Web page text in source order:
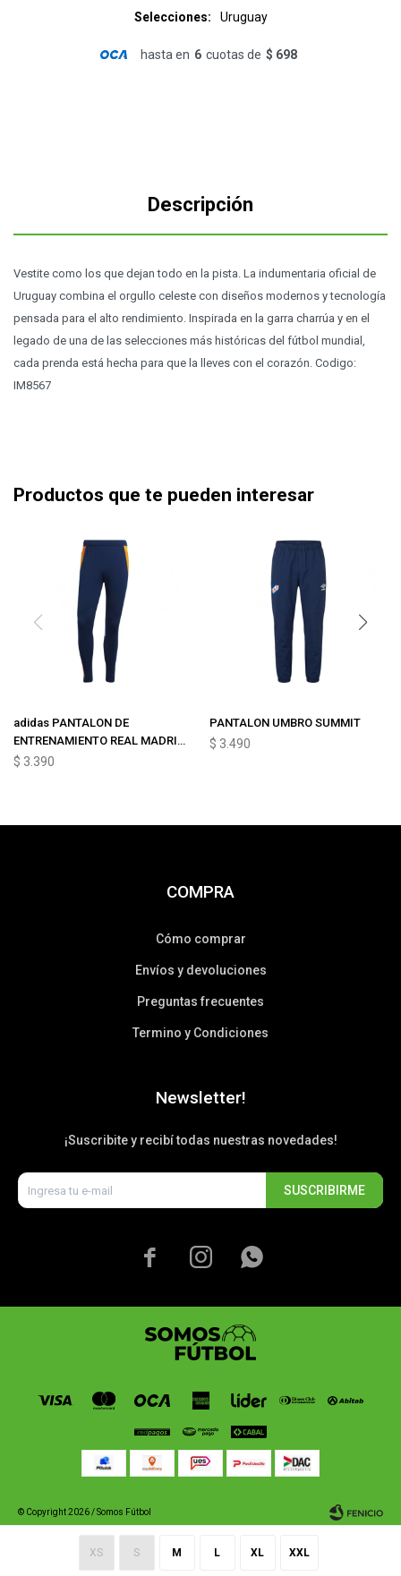
Selecciones
Uruguay
hasta en 6 cuotas de $ 698
XS S M L XL XXL
Descripción
Vestite como los que dejan todo en la pista. La indumentaria oficial de
Uruguay combina el orgullo celeste con diseños modernos y tecnología
pensada para el alto rendimiento. Inspirada en la garra charrúa y en el
legado de una de las selecciones más históricas del fútbol mundial,
cada prenda está hecha para que la lleves con el corazón. Codigo:
IM8567
Productos que te pueden interesar
adidas PANTALON DE
ENTRENAMIENTO REAL MADRID
TIRO 24
$ 3.390
PANTALON UMBRO SUMMIT
$ 3.490
COMPRA
Cómo comprar
Envíos y devoluciones
Preguntas frecuentes
Termino y Condiciones
Newsletter!
¡Suscribite y recibí todas nuestras novedades!
SUSCRIBIRME
  
© Copyright 2026 / Somos Fútbol